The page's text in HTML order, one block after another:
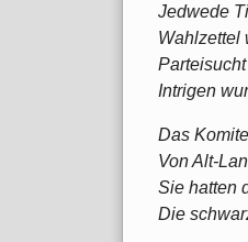
Jedwede
Wahlzettel
Intrigen
Das
Von Alt-
Sie hatten
Die